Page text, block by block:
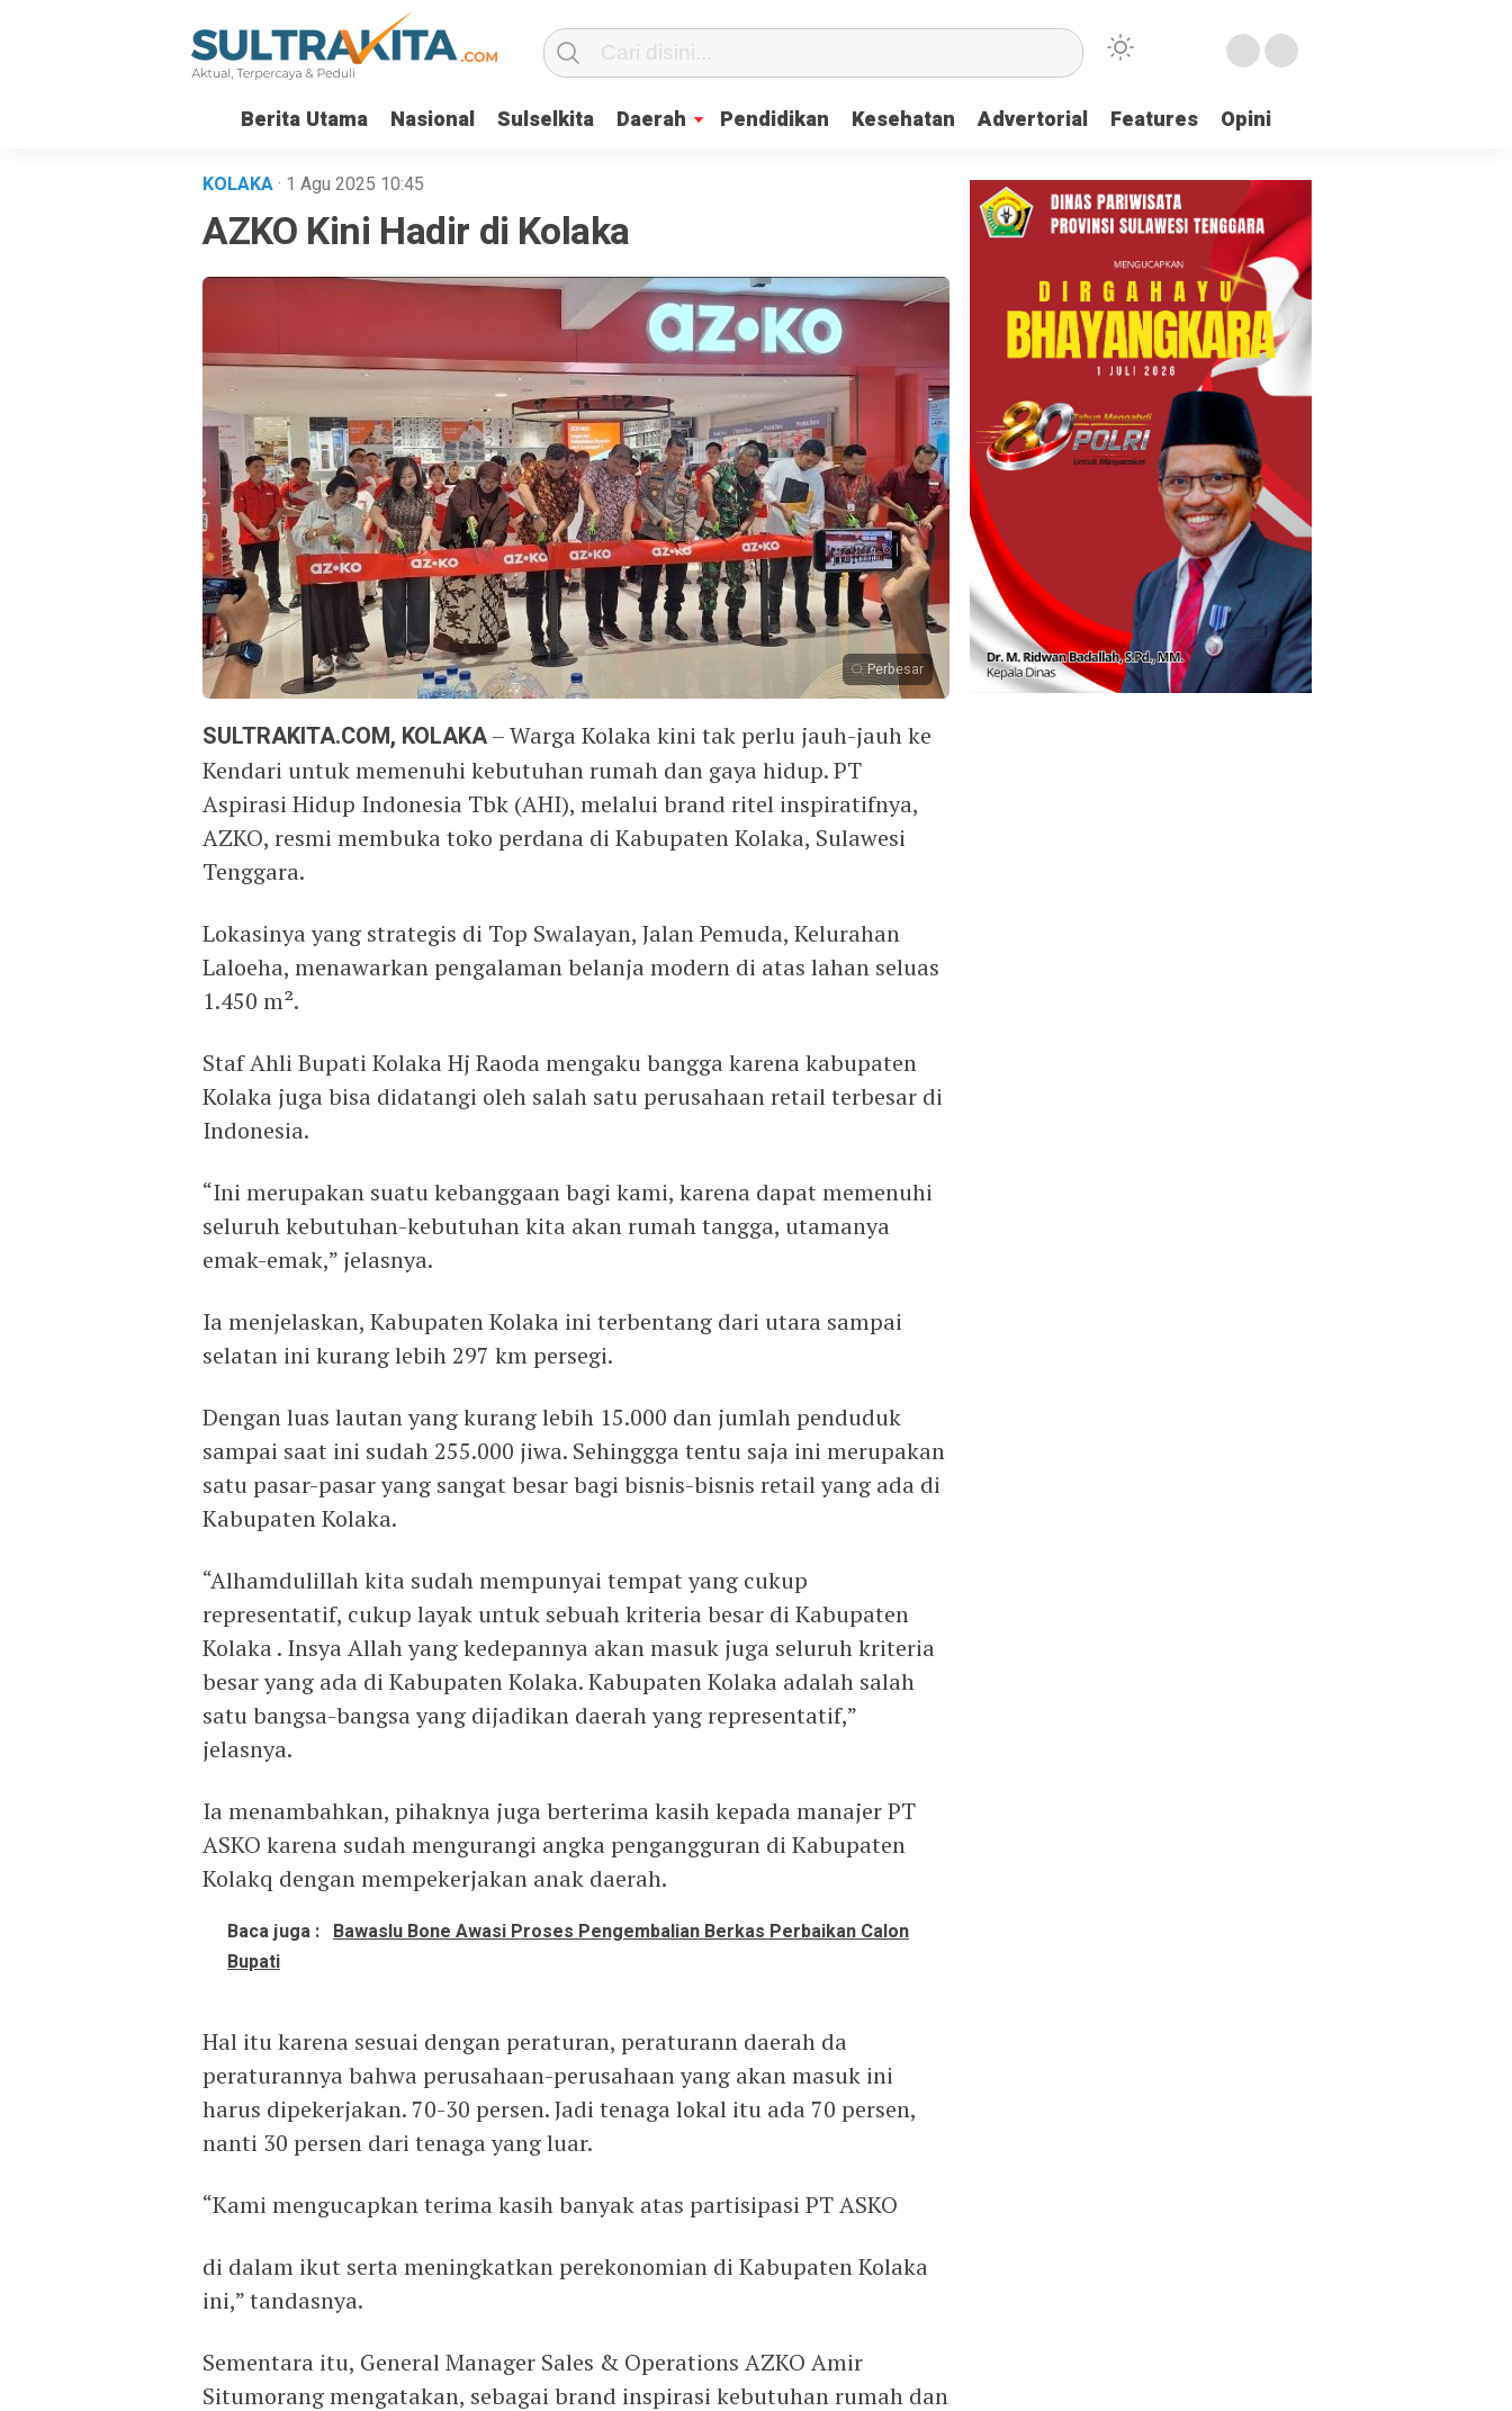
Berita Utama Nasional Sulselkita Daerah Pendidikan Kesehatan Advertorial Features Opini
KOLAKA· 1 Agu 2025 10:45
AZKO Kini Hadir di Kolaka
Perbesar
SULTRAKITA.COM, KOLAKA– Warga Kolaka kini tak perlu jauh-jauh ke
Kendari untuk memenuhi kebutuhan rumah dan gaya hidup. PT
Aspirasi Hidup Indonesia Tbk (AHI), melalui brand ritel inspiratifnya,
AZKO, resmi membuka toko perdana di Kabupaten Kolaka, Sulawesi
Tenggara.
Lokasinya yang strategis di Top Swalayan, Jalan Pemuda, Kelurahan
Laloeha, menawarkan pengalaman belanja modern di atas lahan seluas
1.450 m².
Staf Ahli Bupati Kolaka Hj Raoda mengaku bangga karena kabupaten
Kolaka juga bisa didatangi oleh salah satu perusahaan retail terbesar di
Indonesia.
“Ini merupakan suatu kebanggaan bagi kami, karena dapat memenuhi
seluruh kebutuhan-kebutuhan kita akan rumah tangga, utamanya
emak-emak,” jelasnya.
Ia menjelaskan, Kabupaten Kolaka ini terbentang dari utara sampai
selatan ini kurang lebih 297 km persegi.
Dengan luas lautan yang kurang lebih 15.000 dan jumlah penduduk
sampai saat ini sudah 255.000 jiwa. Sehinggga tentu saja ini merupakan
satu pasar-pasar yang sangat besar bagi bisnis-bisnis retail yang ada di
Kabupaten Kolaka.
“Alhamdulillah kita sudah mempunyai tempat yang cukup
representatif, cukup layak untuk sebuah kriteria besar di Kabupaten
Kolaka . Insya Allah yang kedepannya akan masuk juga seluruh kriteria
besar yang ada di Kabupaten Kolaka. Kabupaten Kolaka adalah salah
satu bangsa-bangsa yang dijadikan daerah yang representatif,”
jelasnya.
Ia menambahkan, pihaknya juga berterima kasih kepada manajer PT
ASKO karena sudah mengurangi angka pengangguran di Kabupaten
Kolakq dengan mempekerjakan anak daerah.
Baca juga : Bawaslu Bone Awasi Proses Pengembalian Berkas Perbaikan Calon
Bupati
Hal itu karena sesuai dengan peraturan, peraturann daerah da
peraturannya bahwa perusahaan-perusahaan yang akan masuk ini
harus dipekerjakan. 70-30 persen. Jadi tenaga lokal itu ada 70 persen,
nanti 30 persen dari tenaga yang luar.
“Kami mengucapkan terima kasih banyak atas partisipasi PT ASKO
di dalam ikut serta meningkatkan perekonomian di Kabupaten Kolaka
ini,” tandasnya.
Sementara itu, General Manager Sales & Operations AZKO Amir
Situmorang mengatakan, sebagai brand inspirasi kebutuhan rumah dan